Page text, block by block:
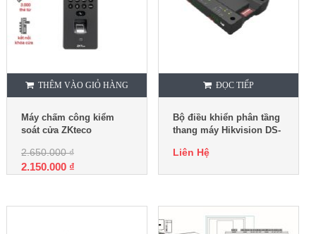
THÊM VÀO GIỎ HÀNG
Máy chấm công kiểm
soát cửa ZKteco
2.650.000₫
2.150.000 ₫
ĐỌC TIẾP
Bộ điều khiển phân tầng
thang máy Hikvision DS-
Liên Hệ